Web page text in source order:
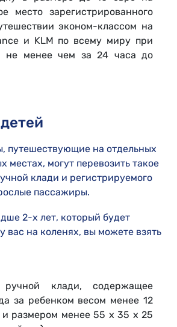
место зарегистрированного
эконом-классом на
и KLM по всему миру при
не менее чем за 24 часа до
путешествующие на отдельных
местах, могут перевозить такое
клади и регистрируемого
пассажиры.
2-х лет, который будет
вас на коленях, вы можете взять
клади, содержащее
за ребенком весом менее 12
и размером менее 55 x 35 x 25